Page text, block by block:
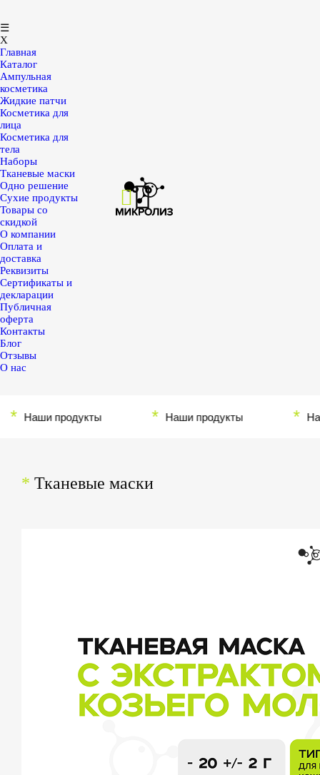
☰
X
Главная
Каталог
Ампульная
косметика
Жидкие патчи
Косметика для
лица
Косметика для
тела
Наборы
Тканевые маски
Одно решение
Сухие продукты
Товары со
скидкой
О компании
Оплата и
доставка
Реквизиты
Сертификаты и
декларации
Публичная
оферта
Контакты
Блог
Отзывы
О нас
продукты Наши продукты Наши
* Тканевые маски